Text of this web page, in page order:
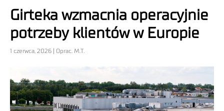
Girteka wzmacnia operacyjnie
potrzeby klientów w Europie
1 czerwca, 2026 | Oprac. M.T.